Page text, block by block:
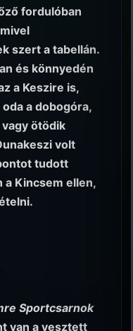
fordulóban
szert a tabellán.
és könnyedén
a Keszire is,
a dobogóra,
ötödik
volt
tudott
a Kincsem ellen,
Sportcsarnok
van a vesztett